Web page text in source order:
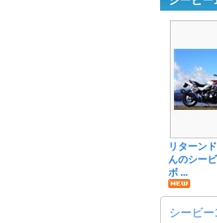
リターン
んのシー
ボ ...
シービ